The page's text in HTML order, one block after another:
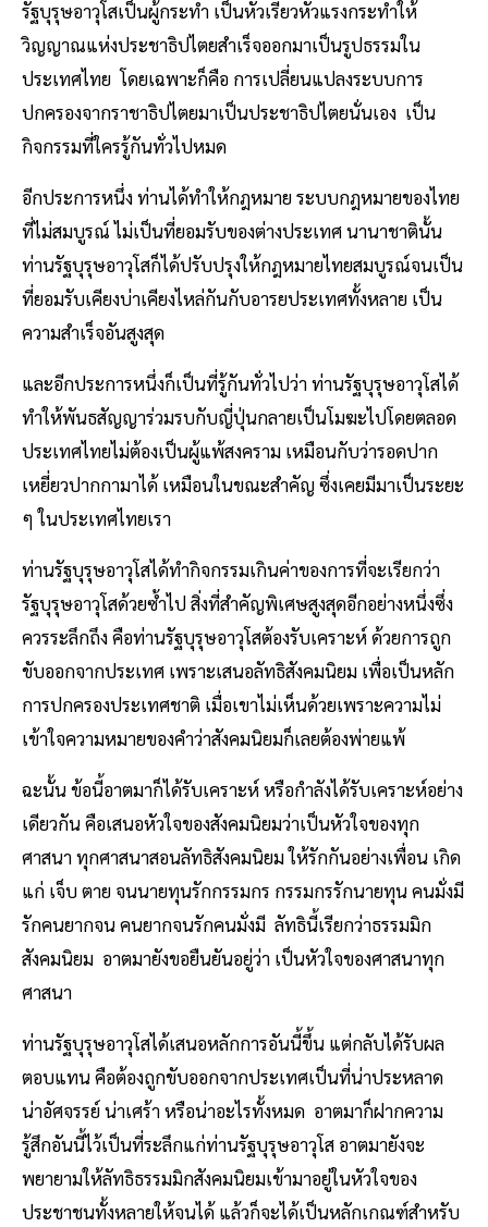
รัฐบุรุษอาวุโสเป็นผู้กระทำ เป็นหัวเรี่ยวหัวแรงกระทำให้
วิญญาณแห่งประชาธิปไตยสำเร็จออกมาเป็นรูปธรรมใน
ประเทศไทย โดยเฉพาะก็คือ การเปลี่ยนแปลงระบบการ
ปกครองจากราชาธิปไตยมาเป็นประชาธิปไตยนั่นเอง เป็น
กิจกรรมที่ใครรู้กันทั่วไปหมด
อีกประการหนึ่ง ท่านได้ทำให้กฎหมาย ระบบกฎหมายของไทย
ที่ไม่สมบูรณ์ ไม่เป็นที่ยอมรับของต่างประเทศ นานาชาตินั้น
ท่านรัฐบุรุษอาวุโสก็ได้ปรับปรุงให้กฎหมายไทยสมบูรณ์จนเป็น
ที่ยอมรับเคียงบ่าเคียงไหล่กันกับอารยประเทศทั้งหลาย เป็น
ความสำเร็จอันสูงสุด
และอีกประการหนึ่งก็เป็นที่รู้กันทั่วไปว่า ท่านรัฐบุรุษอาวุโสได้
ทำให้พันธสัญญาร่วมรบกับญี่ปุ่นกลายเป็นโมฆะไปโดยตลอด
ประเทศไทยไม่ต้องเป็นผู้แพ้สงคราม เหมือนกับว่ารอดปาก
เหยี่ยวปากกามาได้ เหมือนในขณะสำคัญ ซึ่งเคยมีมาเป็นระยะ
ๆ ในประเทศไทยเรา
ท่านรัฐบุรุษอาวุโสได้ทำกิจกรรมเกินค่าของการที่จะเรียกว่า
รัฐบุรุษอาวุโสด้วยซ้ำไป สิ่งที่สำคัญพิเศษสูงสุดอีกอย่างหนึ่งซึ่ง
ควรระลึกถึง คือท่านรัฐบุรุษอาวุโสต้องรับเคราะห์ ด้วยการถูก
ขับออกจากประเทศ เพราะเสนอลัทธิสังคมนิยม เพื่อเป็นหลัก
การปกครองประเทศชาติ เมื่อเขาไม่เห็นด้วยเพราะความไม่
เข้าใจความหมายของคำว่าสังคมนิยมก็เลยต้องพ่ายแพ้
ฉะนั้น ข้อนี้อาตมาก็ได้รับเคราะห์ หรือกำลังได้รับเคราะห์อย่าง
เดียวกัน คือเสนอหัวใจของสังคมนิยมว่าเป็นหัวใจของทุก
ศาสนา ทุกศาสนาสอนลัทธิสังคมนิยม ให้รักกันอย่างเพื่อน เกิด
แก่ เจ็บ ตาย จนนายทุนรักกรรมกร กรรมกรรักนายทุน คนมั่งมี
รักคนยากจน คนยากจนรักคนมั่งมี ลัทธินี้เรียกว่าธรรมมิก
สังคมนิยม อาตมายังขอยืนยันอยู่ว่า เป็นหัวใจของศาสนาทุก
ศาสนา
ท่านรัฐบุรุษอาวุโสได้เสนอหลักการอันนี้ขึ้น แต่กลับได้รับผล
ตอบแทน คือต้องถูกขับออกจากประเทศเป็นที่น่าประหลาด
น่าอัศจรรย์ น่าเศร้า หรือน่าอะไรทั้งหมด อาตมาก็ฝากความ
รู้สึกอันนี้ไว้เป็นที่ระลึกแก่ท่านรัฐบุรุษอาวุโส อาตมายังจะ
พยายามให้ลัทธิธรรมมิกสังคมนิยมเข้ามาอยู่ในหัวใจของ
ประชาชนทั้งหลายให้จนได้ แล้วก็จะได้เป็นหลักเกณฑ์สำหรับ